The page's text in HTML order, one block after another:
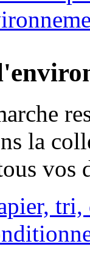
la
vos